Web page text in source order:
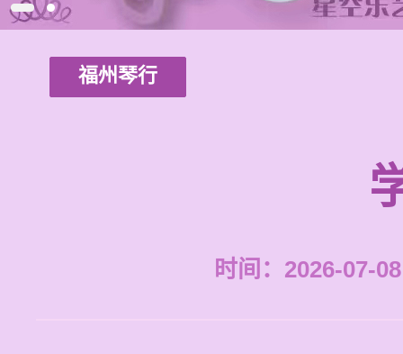
福州琴行
时间：2026-07-